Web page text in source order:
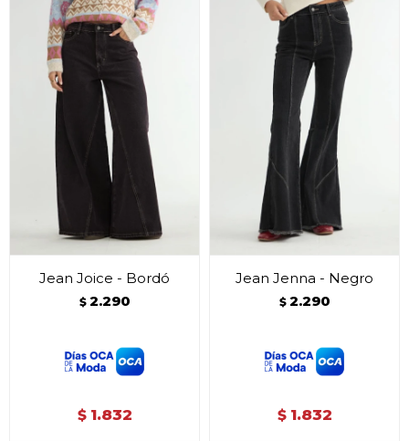
Jean Joice - Bordó
$ 2.290
$ 1.832
Jean Jenna - Negro
$ 2.290
$ 1.832